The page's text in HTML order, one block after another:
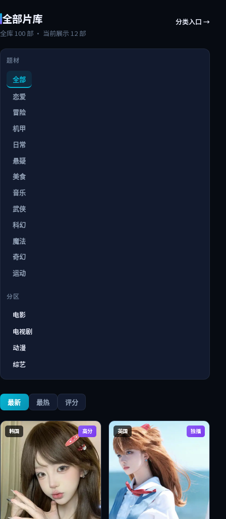
全部片库
全库100 部 · 当前展示12 部
分类入口 →
题材
全部
恋爱
冒险
机甲
日常
悬疑
美食
音乐
武侠
科幻
魔法
奇幻
运动
分区
电影
电视剧
动漫
综艺
最新 最热 评分
韩国 高分 英国 独播